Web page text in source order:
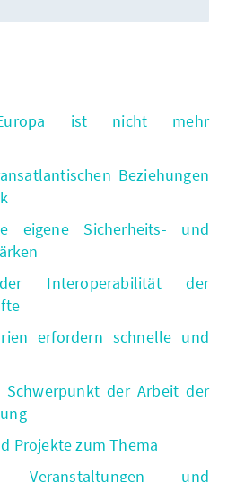
ist nicht mehr
Beziehungen
eigene Sicherheits- und
Interoperabilität der
erfordern schnelle und
der Arbeit der
Projekte zum Thema
Veranstaltungen und